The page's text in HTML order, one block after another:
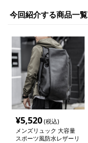
今回紹介する商品一覧
¥5,520(税込)
メンズリュック 大容量
スポーツ風防水レザーリ